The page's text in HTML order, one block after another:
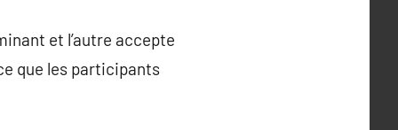
et l’autre accepte
que les participants